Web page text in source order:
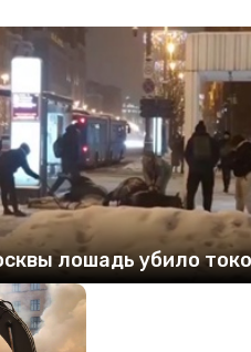
лошадь убило